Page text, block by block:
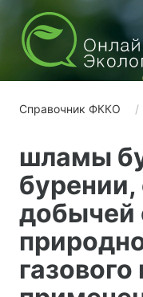
Справочник ФККО
шламы
бурении,
добычей